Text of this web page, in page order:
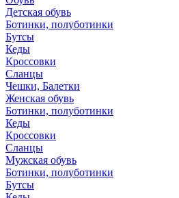
Детская обувь
Ботинки, полуботинки
Бутсы
Кеды
Кроссовки
Сланцы
Чешки, Балетки
Женская обувь
Ботинки, полуботинки
Кеды
Кроссовки
Сланцы
Мужская обувь
Ботинки, полуботинки
Бутсы